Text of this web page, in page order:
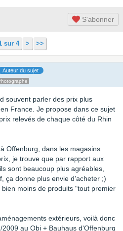
S'abonner
sur 4 > >>
Auteur du sujet
souvent parler des prix plus
France. Je propose dans ce sujet
relevés de chaque côté du Rhin
Offenburg, dans les magasins
je trouve que par rapport aux
sont beaucoup plus agréables,
ça donne plus envie d'acheter ;)
moins de produits "tout premier
extérieurs, voilà donc
au Obi + Bauhaus d'Offenburg